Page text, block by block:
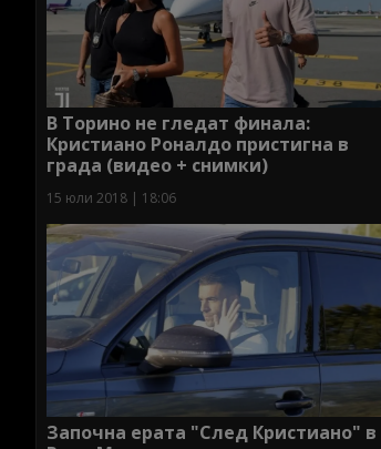
В Торино не гледат финала:
Кристиано Роналдо пристигна в
града (видео + снимки)
15 юли 2018 | 18:06
Започна ерата "След Кристиано" в